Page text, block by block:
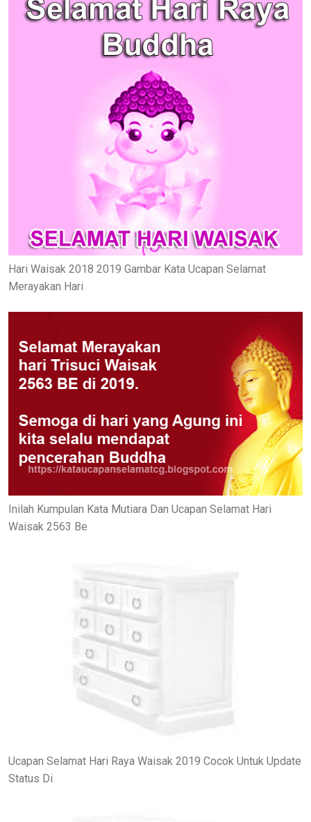
Hari Waisak 2018 2019 Gambar Kata Ucapan Selamat
Merayakan Hari
Inilah Kumpulan Kata Mutiara Dan Ucapan Selamat Hari
Waisak 2563 Be
Ucapan Selamat Hari Raya Waisak 2019 Cocok Untuk Update
Status Di